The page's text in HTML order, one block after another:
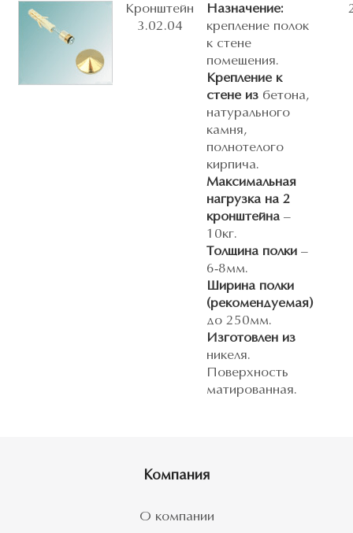
Кронштейн
3.02.04
Назначение:
крепление полок
к стене
помещения.
Крепление к
стене из бетона,
натурального
камня,
полнотелого
кирпича.
Максимальная
нагрузка на 2
кронштейна –
10кг.
Толщина полки –
6-8мм.
Ширина полки
(рекомендуемая)
до 250мм.
Изготовлен из
никеля.
Поверхность
матированная.
Компания
О компании